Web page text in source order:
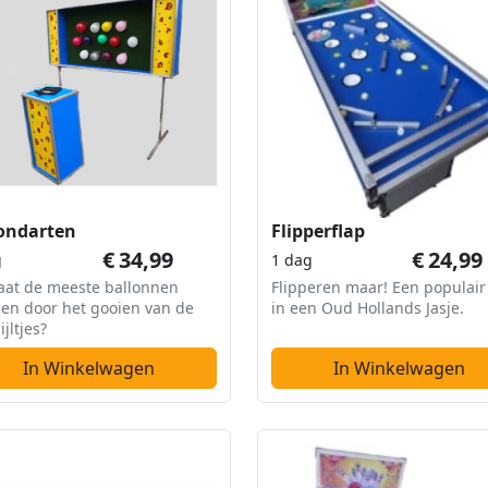
€34,99
de meeste ballonnen
door het gooien van de
In Winkelwagen
Flipperflap
1 dag €24,99
Flipperen maar! Een
in een Oud Hollands Jasje.
In Winkelwagen